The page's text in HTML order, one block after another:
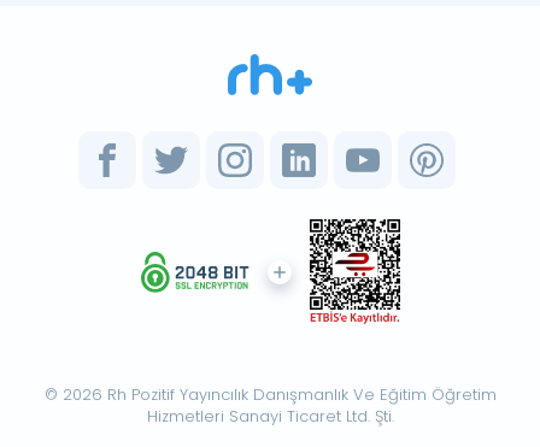
© 2026 Rh Pozitif Yayıncılık Danışmanlık Ve Eğitim Öğretim
Hizmetleri Sanayi Ticaret Ltd. Şti.